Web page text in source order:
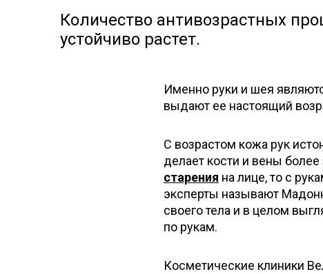
Количество антивозрастных
устойчиво растет.
Именно руки и шея
выдают ее настоящий
С возрастом кожа рук
делает кости и вены
старения на лице, то с
эксперты называют
своего тела и в целом
по рукам.
Косметические клиники